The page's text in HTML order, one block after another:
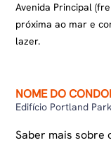
Avenida Principal
próxima ao mar e
lazer.
NOME DO
Edifício Portland Park
Saber mais sobre